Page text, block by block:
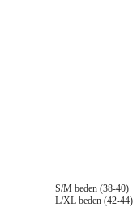
S/M beden (38-40)
L/XL beden (42-44)